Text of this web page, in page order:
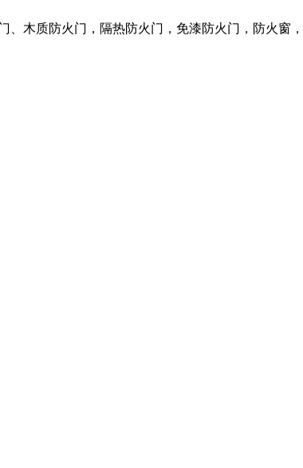
木质防火门，隔热防火门，免漆防火门，防火窗